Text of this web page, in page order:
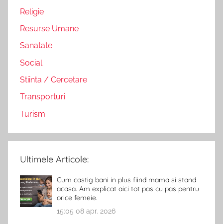
Religie
Resurse Umane
Sanatate
Social
Stiinta / Cercetare
Transporturi
Turism
Ultimele Articole:
Cum castig bani in plus fiind mama si stand
acasa. Am explicat aici tot pas cu pas pentru
orice femeie.
15:05 08 apr. 2026